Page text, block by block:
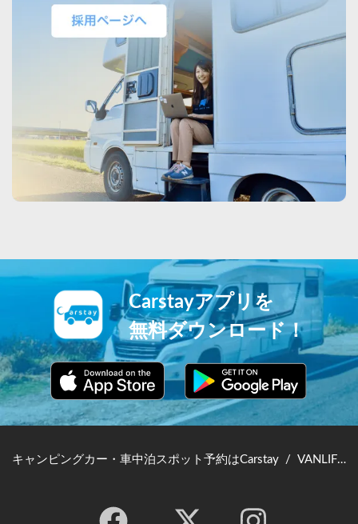
Carstayアプリを
無料ダウンロード！
キャンピングカー・車中泊スポット予約はCarstay / VANLIFE JAPAN TOP